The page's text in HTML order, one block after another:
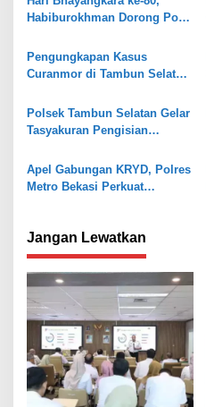
i
p
o
s
Habiburokhman Dorong Polri
Pengungkapan Kasus
Curanmor di Tambun Selatan,
dan Puluhan Amunisi
Polsek Tambun Selatan Gelar
Tasyakuran Pengisian
Karangsatria
Apel Gabungan KRYD, Polres
Metro Bekasi Perkuat
Jangan Lewatkan